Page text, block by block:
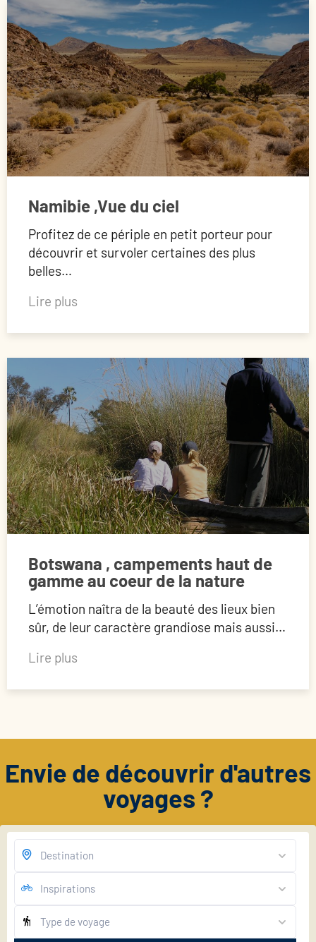
Namibie ,Vue du ciel
Profitez de ce périple en petit porteur pour
découvrir et survoler certaines des plus
belles…
Lire plus
Botswana , campements haut de
gamme au coeur de la nature
L’émotion naîtra de la beauté des lieux bien
sûr, de leur caractère grandiose mais aussi…
Lire plus
Envie de découvrir d'autres
voyages ?